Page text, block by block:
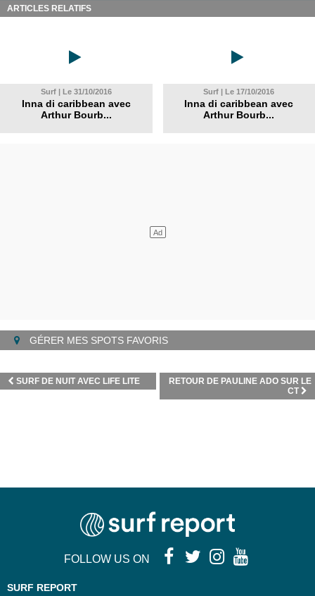
ARTICLES RELATIFS
Surf | Le 31/10/2016
Inna di caribbean avec
Arthur Bourb...
Surf | Le 17/10/2016
Inna di caribbean avec
Arthur Bourb...
GÉRER MES SPOTS FAVORIS
RETOUR DE PAULINE ADO SUR LE
CT
SURF DE NUIT AVEC LIFE LITE
FOLLOW US ON
SURF REPORT